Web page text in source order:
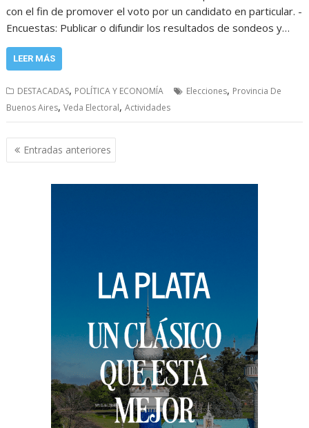
con el fin de promover el voto por un candidato en particular. -
Encuestas: Publicar o difundir los resultados de sondeos y…
LEER MÁS
DESTACADAS, POLÍTICA Y ECONOMÍA Elecciones, Provincia De
Buenos Aires,Veda Electoral,Actividades
Navegación
de
entradas
Entradas anteriores